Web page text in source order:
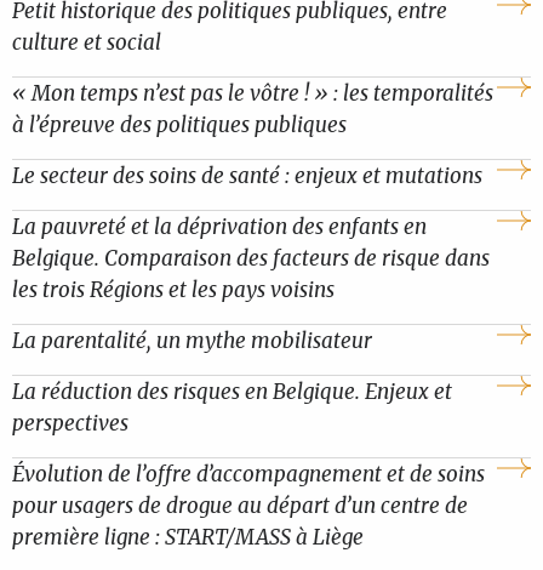
Petit historique des politiques publiques, entre
culture et social
« Mon temps n’est pas le vôtre ! » : les temporalités
à l’épreuve des politiques publiques
Le secteur des soins de santé : enjeux et mutations
La pauvreté et la déprivation des enfants en
Belgique. Comparaison des facteurs de risque dans
les trois Régions et les pays voisins
La parentalité, un mythe mobilisateur
La réduction des risques en Belgique. Enjeux et
perspectives
Évolution de l’offre d’accompagnement et de soins
pour usagers de drogue au départ d’un centre de
première ligne : START/MASS à Liège